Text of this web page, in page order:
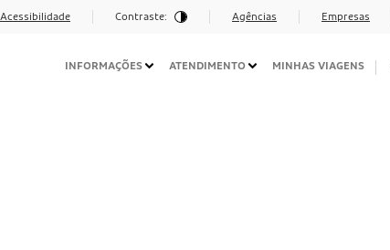
Acessibilidade Contraste: Agências Empresas
Navegação
INFORMAÇÕES ATENDIMENTO MINHAS VIAGENS